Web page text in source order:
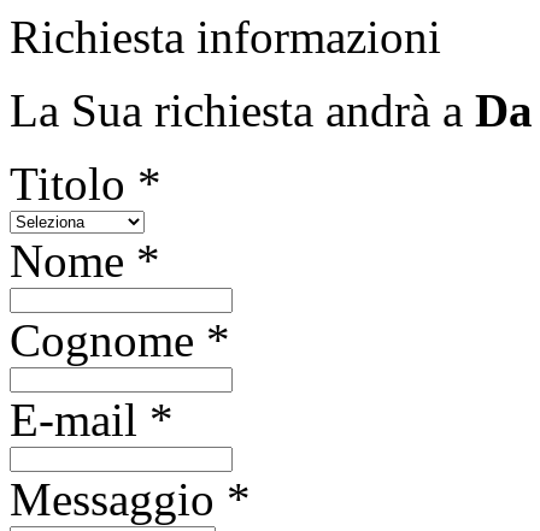
Richiesta informazioni
La Sua richiesta andrà a
Titolo *
Nome *
Cognome *
E-mail *
Messaggio *